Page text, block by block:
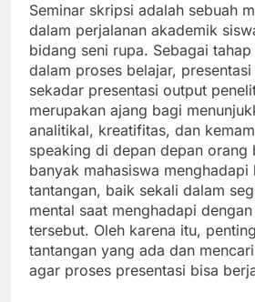
Seminar skripsi adalah sebuah
dalam perjalanan akademik
bidang seni rupa. Sebagai
dalam proses belajar,
sekadar presentasi output
merupakan ajang bagi
analitikal, kreatifitas, dan
speaking di depan depan orang
banyak mahasiswa menghadapi
tantangan, baik sekali dalam
mental saat menghadapi
tersebut. Oleh karena itu,
tantangan yang ada dan
agar proses presentasi bisa